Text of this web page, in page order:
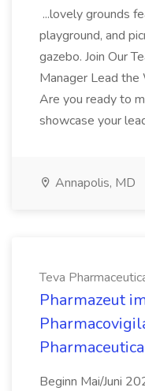
...lovely grounds
playground, and
gazebo. Join Our
Manager Lead the
Are you ready to
showcase your
Annapolis, MD
Teva
Pharmazeut
Beginn Mai/Juni